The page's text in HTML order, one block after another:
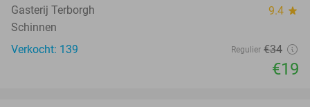
Gasterij Terborgh 9.4 star
Schinnen
Verkocht: 139
Regulier €34
€19